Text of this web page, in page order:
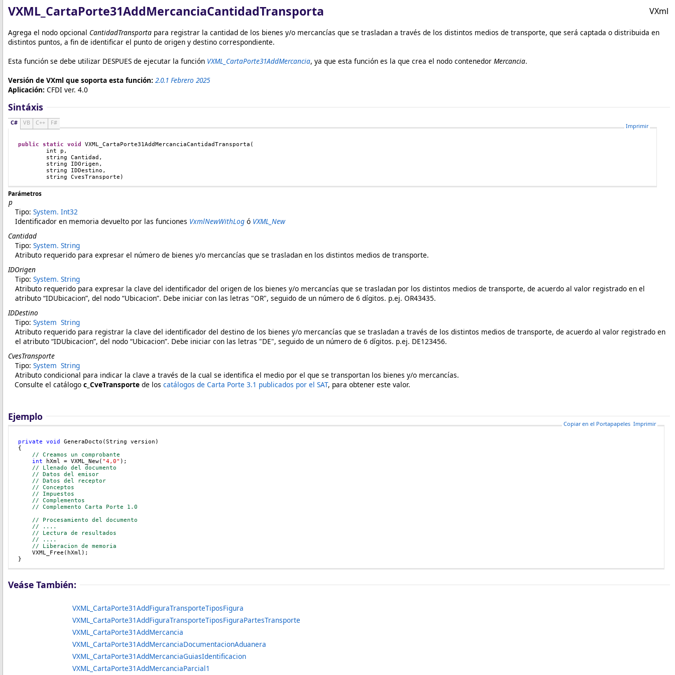
VXML_CartaPorte31AddMercanciaCantidadTransporta VXml
Agrega el nodo opcional CantidadTransporta para registrar la cantidad de los bienes y/o mercancías que se trasladan a través de los distintos medios de transporte, que será captada o distribuida en
distintos puntos, a fin de identificar el punto de origen y destino correspondiente.
Esta función se debe utilizar DESPUES de ejecutar la función VXML_CartaPorte31AddMercancia, ya que esta función es la que crea el nodo contenedor Mercancia.
Versión de VXml que soporta esta función: 2.0.1 Febrero 2025
Aplicación: CFDI ver. 4.0
Sintáxis
C# VB C++ F# Imprimir
public static void
VXML_CartaPorte31AddMercanciaCantidadTransporta(
	int p,
	string IDOrigen,
	string IDDestino,
	string CvesTransporte)
Parámetros
p
Tipo: System. Int32
Identificador en memoria devuelto por las funciones VxmlNewWithLog ó VXML_New
Cantidad
Tipo: System. String
Atributo requerido para expresar el número de bienes y/o mercancías que se trasladan en los distintos medios de transporte.
IDOrigen
Tipo: System. String
Atributo requerido para expresar la clave del identificador del origen de los bienes y/o mercancías que se trasladan por los distintos medios de transporte, de acuerdo al valor registrado en el
atributo “IDUbicacion”, del nodo “Ubicacion”. Debe iniciar con las letras "OR", seguido de un número de 6 dígitos. p.ej. OR43435.
IDDestino
Tipo: System String
Atributo requerido para registrar la clave del identificador del destino de los bienes y/o mercancías que se trasladan a través de los distintos medios de transporte, de acuerdo al valor registrado en
el atributo “IDUbicacion”, del nodo “Ubicacion”. Debe iniciar con las letras "DE", seguido de un número de 6 dígitos. p.ej. DE123456.
CvesTransporte
Tipo: System String
Atributo condicional para indicar la clave a través de la cual se identifica el medio por el que se transportan los bienes y/o mercancías.
Consulte el catálogo c_CveTransporte de los catálogos de Carta Porte 3.1 publicados por el SAT, para obtener este valor.
Ejemplo
Copiar en el Portapapeles Imprimir
private void
GeneraDocto(String version)
{
// Creamos un comprobante
int hXml = VXML_New( "4,0" );
// Llenado del documento
// Datos del emisor
// Datos del receptor
// Conceptos
    // Impuestos
// Complementos
    // Complemento Carta Porte 1.0
// Procesamiento del documento
// ....
// Lectura de resultados
// ....
// Liberacion de memoria
    VXML_Free(hXml);
}
Veáse También:
VXML_CartaPorte31AddFiguraTransporteTiposFigura
VXML_CartaPorte31AddFiguraTransporteTiposFiguraPartesTransporte
VXML_CartaPorte31AddMercancia
VXML_CartaPorte31AddMercanciaDocumentacionAduanera
VXML_CartaPorte31AddMercanciaGuiasIdentificacion
VXML_CartaPorte31AddMercanciaParcial1